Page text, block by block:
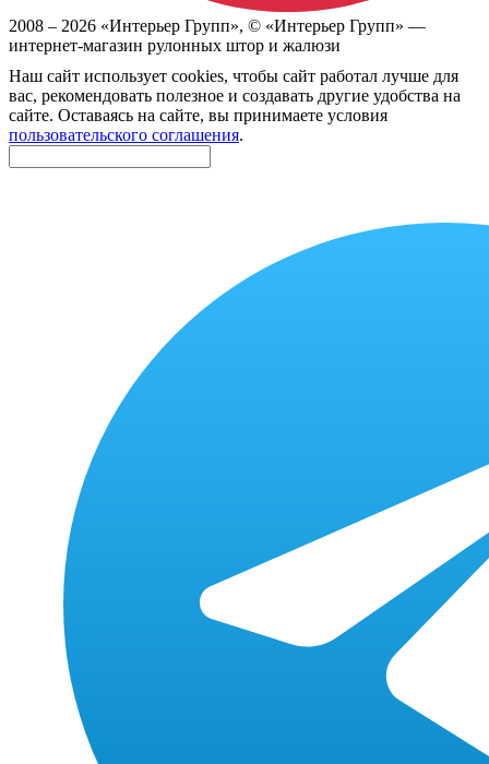
2008 – 2026 «Интерьер Групп», © «Интерьер Групп» —
интернет-магазин рулонных штор и жалюзи
Наш сайт использует cookies, чтобы сайт работал лучше для
вас, рекомендовать полезное и создавать другие удобства на
сайте. Оставаясь на сайте, вы принимаете условия
пользовательского соглашения.